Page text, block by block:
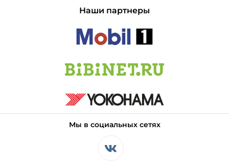
Наши партнеры
Мы в социальных сетях